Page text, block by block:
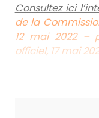
Consultez ici
de la
12 mai 2022 –
officiel, 17 mai